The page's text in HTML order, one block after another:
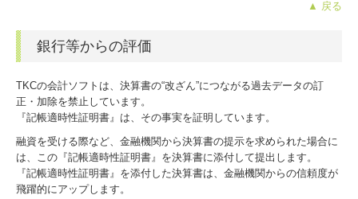
▲ 戻る
銀行等からの評価
TKCの会計ソフトは、決算書の“改ざん”につながる過去データの訂
正・加除を禁止しています。
『記帳適時性証明書』は、その事実を証明しています。
融資を受ける際など、金融機関から決算書の提示を求められた場合に
は、この『記帳適時性証明書』を決算書に添付して提出します。
『記帳適時性証明書』を添付した決算書は、金融機関からの信頼度が
飛躍的にアップします。